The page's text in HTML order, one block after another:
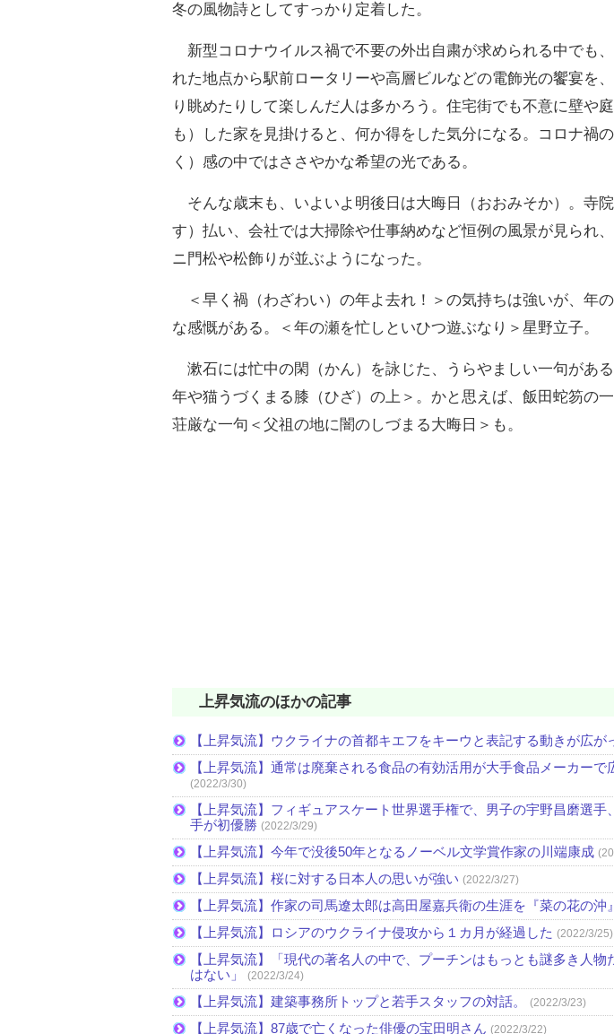
冬の風物詩としてすっかり定着した。
新型コロナウイルス禍で不要の外出自粛が求められる中でも
れた地点から駅前ロータリーや高層ビルなどの電飾光の饗宴を
り眺めたりして楽しんだ人は多かろう。住宅街でも不意に壁や
も）した家を見掛けると、何か得をした気分になる。コロナ禍
く）感の中ではささやかな希望の光である。
そんな歳末も、いよいよ明後日は大晦日（おおみそか）。寺
す）払い、会社では大掃除や仕事納めなど恒例の風景が見られ
ニ門松や松飾りが並ぶようになった。
＜早く禍（わざわい）の年よ去れ！＞の気持ちは強いが、年
な感慨がある。＜年の瀬を忙しといひつ遊ぶなり＞星野立子。
漱石には忙中の閑（かん）を詠じた、うらやましい一句がある
年や猫うづくまる膝（ひざ）の上＞。かと思えば、飯田蛇笏の
荘厳な一句＜父祖の地に闇のしづまる大晦日＞も。
上昇気流のほかの記事
【上昇気流】ウクライナの首都キエフをキーウと表記する動きが広が
【上昇気流】通常は廃棄される食品の有効活用が大手食品メーカーで
(2022/3/30)
【上昇気流】フィギュアスケート世界選手権で、男子の宇野昌磨選手
手が初優勝 (2022/3/29)
【上昇気流】今年で没後50年となるノーベル文学賞作家の川端康成
【上昇気流】桜に対する日本人の思いが強い (2022/3/27)
【上昇気流】作家の司馬遼太郎は高田屋嘉兵衛の生涯を『菜の花の沖
【上昇気流】ロシアのウクライナ侵攻から１カ月が経過した (2022/3/25)
【上昇気流】「現代の著名人の中で、プーチンはもっとも謎多き人物
はない」
(2022/3/24)
【上昇気流】建築事務所トップと若手スタッフの対話。 (2022/3/23)
【上昇気流】87歳で亡くなった俳優の宝田明さん (2022/3/22)